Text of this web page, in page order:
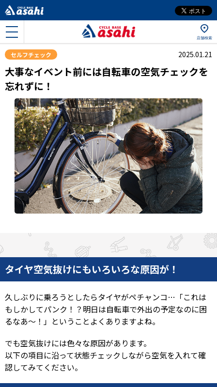
店舗検索
セルフチェック 2025.01.21
大事なイベント前には自転車の空気チェックを
忘れずに！
タイヤ空気抜けにもいろいろな原因が！
久しぶりに乗ろうとしたらタイヤがペチャンコ…「これは
もしかしてパンク！？明日は自転車で外出の予定なのに困
るなあ～！」ということよくありますよね。
でも空気抜けには色々な原因があります。
以下の項目に沿って状態チェックしながら空気を入れて確
認してみてください。